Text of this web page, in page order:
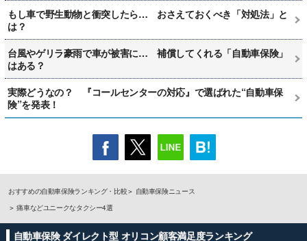
もし車で野生動物と衝突したら… おさえておくべき「対処法」と
は？
台風やゲリラ豪雨で車が被害に… 補償してくれる「自動車保険」
はある？
実際どうなの？ 『コールセンターの対応』で選ばれた“自動車保
険”を発表！
おすすめの自動車保険ランキング・比較
自動車保険ニュース
痛車などユニークなタクシー4選
自動車保険 ダイレクト型 オリコン顧客満足度ランキング